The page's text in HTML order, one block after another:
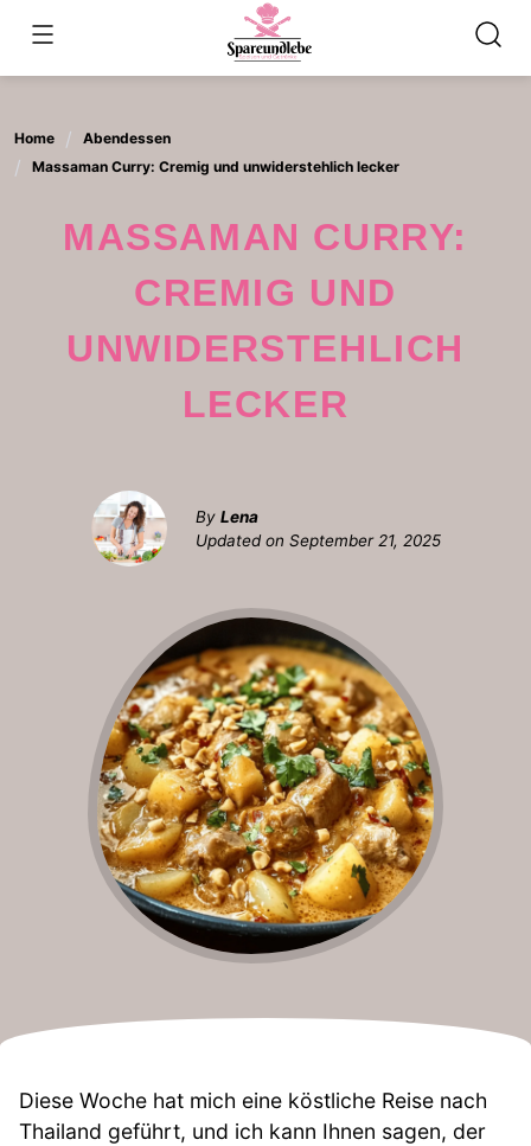
content
Home
Abendessen
Massaman Curry: Cremig und unwiderstehlich lecker
MASSAMAN CURRY:
CREMIG UND
UNWIDERSTEHLICH
LECKER
By Lena
Updated on September 21, 2025
Diese Woche hat mich eine köstliche Reise nach
Thailand geführt, und ich kann Ihnen sagen, der